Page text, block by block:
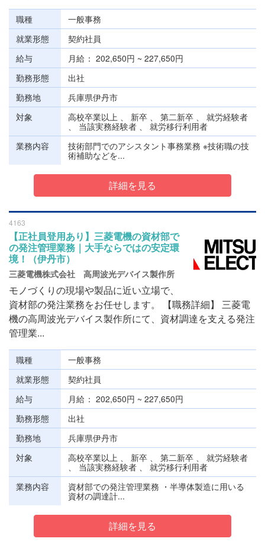
職種
一般事務
就業形態
契約社員
給与
月給
202,650円 ~ 227,650円
勤務形態
出社
勤務地
兵庫県伊丹市
対象
高校卒業以上 、 新卒 、 第二新卒 、 就労経験者
、 当該実務経験者 、 就労移行利用者
業務内容
技術部門でのアシスタント事務業務 ※技術職の技
術補助などを...
詳細を見る
4163
【正社員登用あり】三菱電機の資材部で
の発注管理業務｜大手ならではの安定環
境！（伊丹市）
三菱電機株式会社 高周波光デバイス製作所
モノづくりの現場や製品に近い立場で、
資材部の発注業務をお任せします。 【職務詳細】 三菱電
機の高周波光デバイス製作所にて、資材調達を支える発注
管理業...
職種
一般事務
就業形態
契約社員
給与
月給
202,650円 ~ 227,650円
勤務形態
出社
勤務地
兵庫県伊丹市
対象
高校卒業以上 、 新卒 、 第二新卒 、 就労経験者
、 当該実務経験者 、 就労移行利用者
業務内容
資材部での発注管理業務 ・半導体製造に用いる
資材の調達計...
詳細を見る